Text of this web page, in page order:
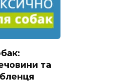
та